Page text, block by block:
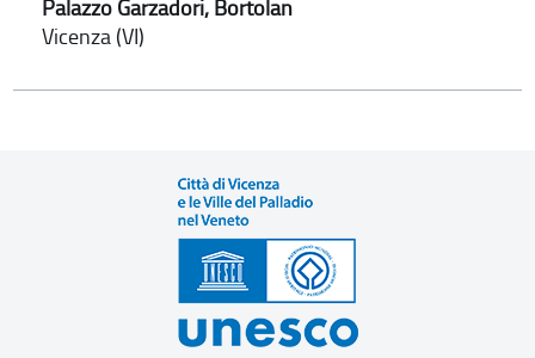
Palazzo Garzadori, Bortolan
Vicenza (VI)